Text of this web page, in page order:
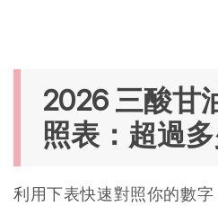
2026 三酸甘
照表：超過
利用下表快速對照你的數字